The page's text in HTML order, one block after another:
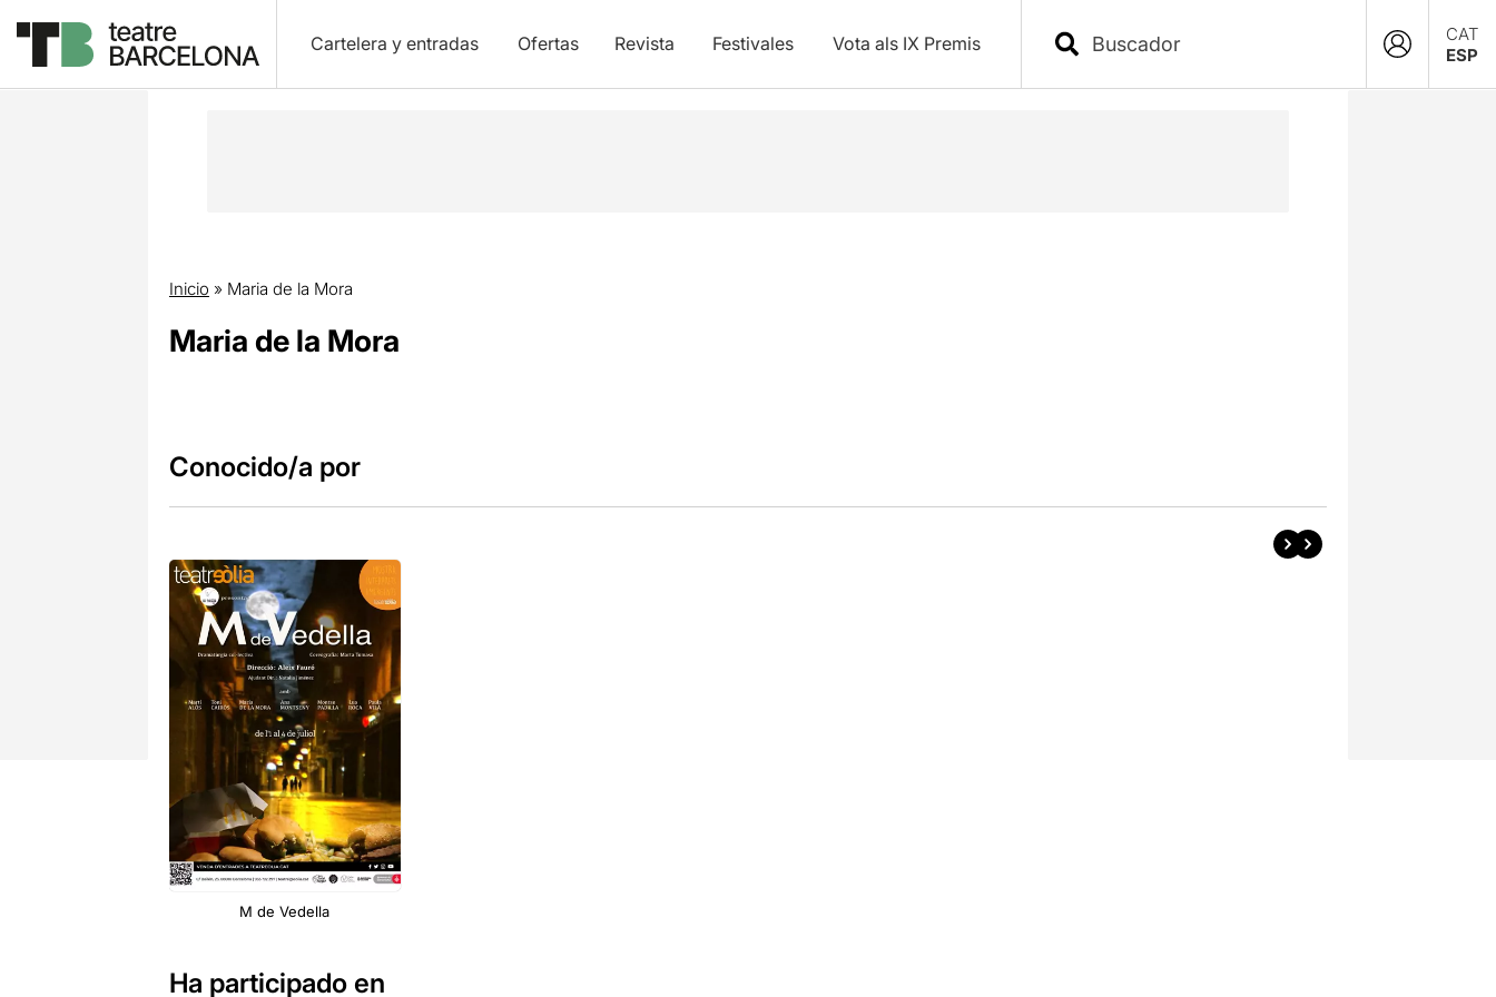
Cartelera y entradas Ofertas Revista Festivales Vota als IX Premis
CAT
ESP
Inicio » Maria de la Mora
Maria de la Mora
Conocido/a por
M de Vedella
Ha participado en